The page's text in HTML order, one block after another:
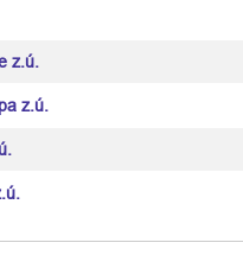
z.ú.
z.ú.